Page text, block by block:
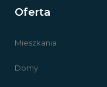
Oferta
Mieszkania
Domy